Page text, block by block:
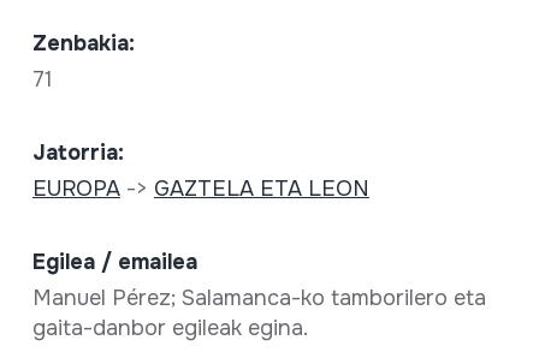
Zenbakia:
71
Jatorria:
EUROPA-> GAZTELA ETA LEON
Egilea / emailea
Manuel Pérez; Salamanca-ko tamborilero eta
gaita-danbor egileak egina.